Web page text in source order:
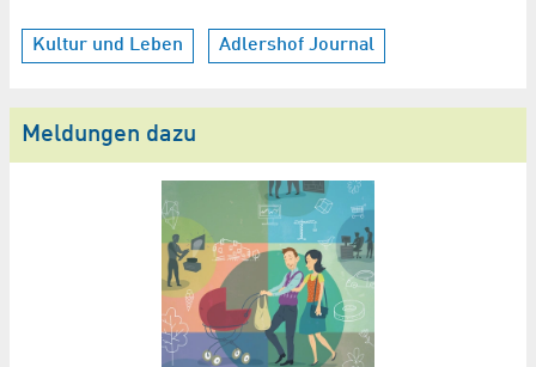
Kultur und Leben Adlershof Journal
Meldungen dazu